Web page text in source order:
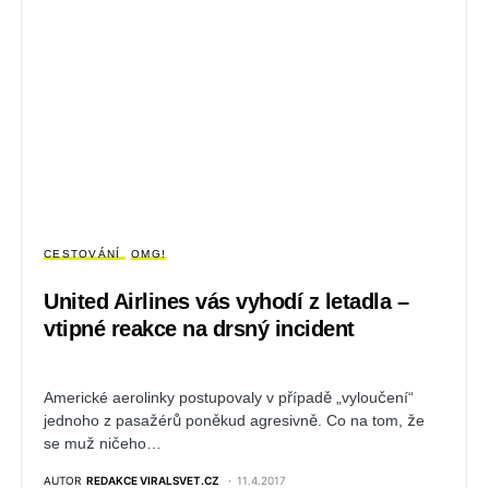
CESTOVÁNÍ OMG!
United Airlines vás vyhodí z letadla –
vtipné reakce na drsný incident
Americké aerolinky postupovaly v případě „vyloučení“
jednoho z pasažérů poněkud agresivně. Co na tom, že
se muž ničeho…
AUTOR REDAKCE VIRALSVET.CZ 11.4.2017